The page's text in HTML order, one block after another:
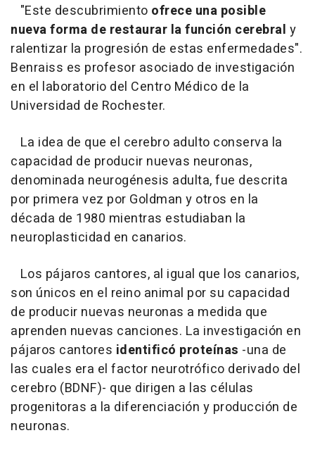
"Este descubrimiento ofrece una posible
nueva forma de restaurar la función cerebral y
ralentizar la progresión de estas enfermedades".
Benraiss es profesor asociado de investigación
en el laboratorio del Centro Médico de la
Universidad de Rochester.
La idea de que el cerebro adulto conserva la
capacidad de producir nuevas neuronas,
denominada neurogénesis adulta, fue descrita
por primera vez por Goldman y otros en la
década de 1980 mientras estudiaban la
neuroplasticidad en canarios.
Los pájaros cantores, al igual que los canarios,
son únicos en el reino animal por su capacidad
de producir nuevas neuronas a medida que
aprenden nuevas canciones. La investigación en
pájaros cantores identificó proteínas -una de
las cuales era el factor neurotrófico derivado del
cerebro (BDNF)- que dirigen a las células
progenitoras a la diferenciación y producción de
neuronas.